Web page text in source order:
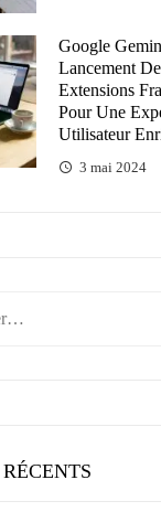
Google
Lancement
Extensions
Pour Une
Utilisateur
3 mai 2024